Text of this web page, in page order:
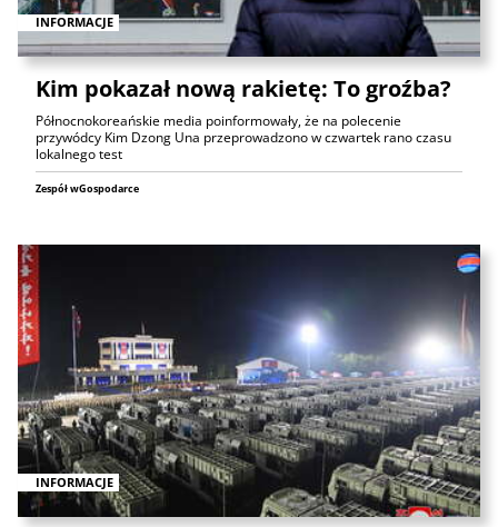
INFORMACJE
Kim pokazał nową rakietę: To groźba?
Północnokoreańskie media poinformowały, że na polecenie
przywódcy Kim Dzong Una przeprowadzono w czwartek rano czasu
lokalnego test
Zespół wGospodarce
INFORMACJE